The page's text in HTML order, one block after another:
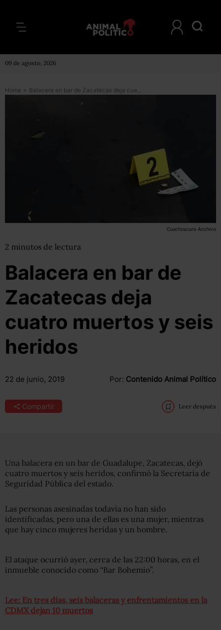
09 de agosto, 2026
Home > Balacera en bar de Zacatecas deja cuatro muertos y seis heridos
Cuartoscuro Archivo
2 minutos de lectura
Balacera en bar de
Zacatecas deja
cuatro muertos y seis
heridos
22 de junio, 2019 Por: Contenido Animal Político
Compartir Leer después
Una balacera en un bar de Guadalupe, Zacatecas, dejó
cuatro muertos y seis heridos, confirmó la Secretaría de
Seguridad Pública del estado.
Las personas asesinadas todavía no han sido
identificadas, pero una de ellas es una mujer, mientras
que hay cinco mujeres heridas y un hombre.
El ataque ocurrió ayer, cerca de las 22:00 horas, en el
inmueble conocido como “Bar Bohemio”.
Lee: En tres días, seis balaceras y enfrentamientos en la
CDMX dejan 10 muertos